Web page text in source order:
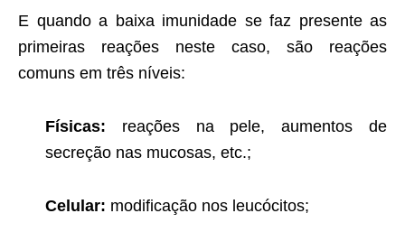
E quando a baixa imunidade se faz presente as
primeiras reações neste caso, são reações
comuns em três níveis:
Físicas: reações na pele, aumentos de
secreção nas mucosas, etc.;
Celular: modificação nos leucócitos;